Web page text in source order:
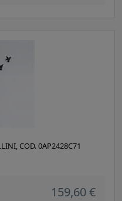
COD. 0AP2428C71
159,60 €